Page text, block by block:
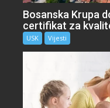
Bosanska Krupa
certifikat za
USK Vijesti